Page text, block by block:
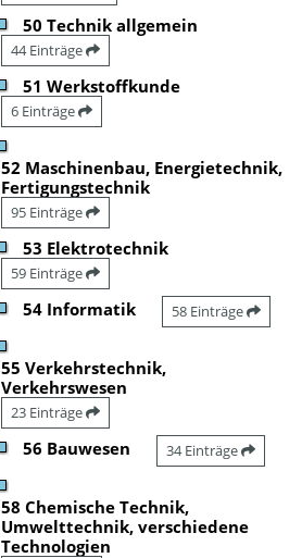
50 Technik allgemein
44 Einträge
51 Werkstoffkunde
6 Einträge
52 Maschinenbau, Energietechnik,
Fertigungstechnik
95 Einträge
53 Elektrotechnik
59 Einträge
54 Informatik 58 Einträge
55 Verkehrstechnik,
Verkehrswesen
23 Einträge
56 Bauwesen 34 Einträge
58 Chemische Technik,
Umwelttechnik, verschiedene
Technologien